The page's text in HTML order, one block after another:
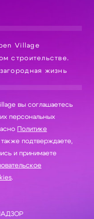
Village
строительстве.
жизнь
вы соглашаетесь
Политике
также подтверждаете,
и принимаете
.